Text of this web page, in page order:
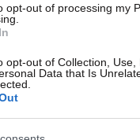
opt-out of processing my
opt-out of Collection,
Data that Is